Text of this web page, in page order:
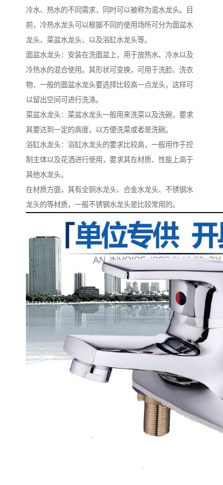
冷水、热水的不同需求，同时可以被称为混水龙头。目
前，冷热水龙头可以根据不同的使用场所可分为面盆水
龙头、菜盆水龙头、以及浴缸水龙头等。
面盆水龙头：安装在洗面盆上，用于放热水、冷水以及
冷热水的混合使用。其形状可变换，可用于洗脸、洗衣
物，一般的面盆水龙头要选择比较高一点龙头，这样可
以留出空间可进行洗涤。
菜盆水龙头：菜盆水龙头一般用来洗菜以及洗碗，要求
其要达到一定的高度，以方便洗菜或者是洗碗。
浴缸水龙头：浴缸水龙头的要求比较高，一般用作于控
制主体以及花洒进行使用，要求其在材质、性能上高于
其他水龙头。
在材质方面，其有全铜水龙头、合金水龙头、不锈钢水
龙头的等材质，一般不锈钢水龙头是比较常用的。